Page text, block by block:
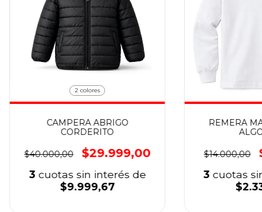
2 colores
CAMPERA ABRIGO
CORDERITO
$40.000,00 $29.999,00
3 cuotas sin interés de
$9.999,67
REMERA
$14.000,00
3 cuotas